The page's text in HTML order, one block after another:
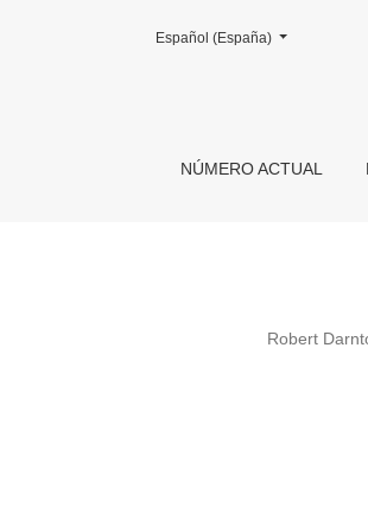
NÚMERO ACTUAL
Cambiar el idioma. El actual es:
Español (España)
Robert